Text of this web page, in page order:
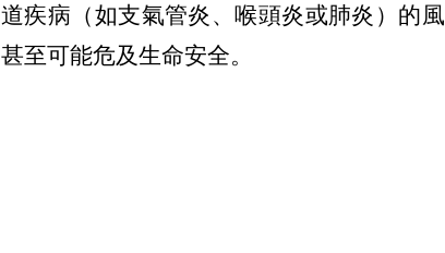
道疾病（如支氣管炎、喉頭炎或肺炎）的
甚至可能危及生命安全。